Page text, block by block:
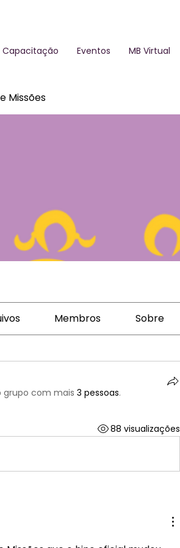
Capacitação Eventos MB Virtual
Missões
Membros Sobre
grupo com mais 3 pessoas.
88 visualizações